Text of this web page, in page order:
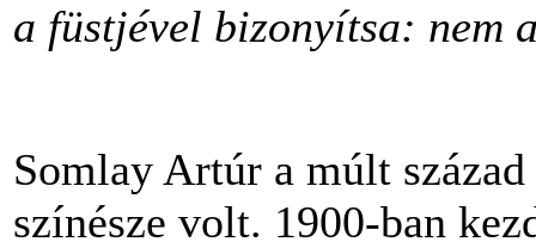
a füstjével bizonyítsa: nem
Somlay Artúr a múlt
színésze volt. 1900-ban